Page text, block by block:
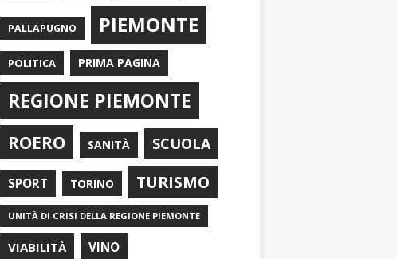
PALLAPUGNO PIEMONTE
POLITICA PRIMA PAGINA
REGIONE PIEMONTE
ROERO SANITÀ SCUOLA
SPORT TORINO TURISMO
UNITÀ DI CRISI DELLA REGIONE PIEMONTE
VIABILITÀ VINO